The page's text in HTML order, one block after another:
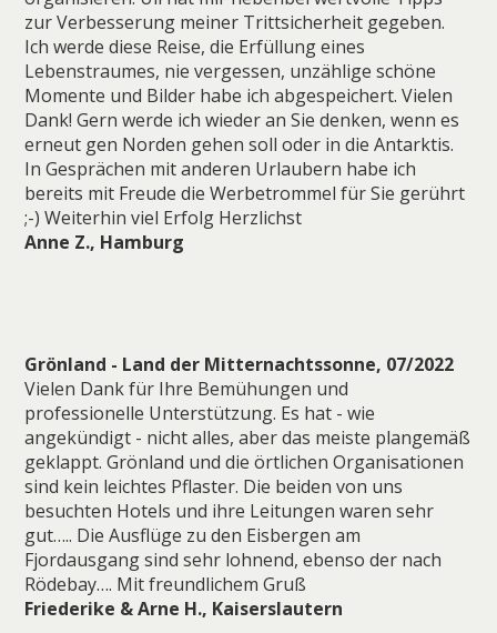
zur Verbesserung meiner Trittsicherheit gegeben.
Ich werde diese Reise, die Erfüllung eines
Lebenstraumes, nie vergessen, unzählige schöne
Momente und Bilder habe ich abgespeichert. Vielen
Dank! Gern werde ich wieder an Sie denken, wenn es
erneut gen Norden gehen soll oder in die Antarktis.
In Gesprächen mit anderen Urlaubern habe ich
bereits mit Freude die Werbetrommel für Sie gerührt
;-) Weiterhin viel Erfolg Herzlichst
Anne Z., Hamburg
Grönland - Land der Mitternachtssonne, 07/2022
Vielen Dank für Ihre Bemühungen und
professionelle Unterstützung. Es hat - wie
angekündigt - nicht alles, aber das meiste plangemäß
geklappt. Grönland und die örtlichen Organisationen
sind kein leichtes Pflaster. Die beiden von uns
besuchten Hotels und ihre Leitungen waren sehr
gut….. Die Ausflüge zu den Eisbergen am
Fjordausgang sind sehr lohnend, ebenso der nach
Rödebay…. Mit freundlichem Gruß
Friederike & Arne H., Kaiserslautern